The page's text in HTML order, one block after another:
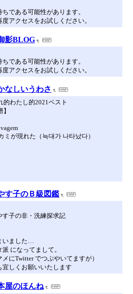
である可能性があります。
アクセスをお試しください。
影BLOG
である可能性があります。
アクセスをお試しください。
なしいうわさ
的わたし的2021ベスト
ミが現れた（늑대가 나타났다）
す子のＢ級図鑑
す子の非・洗練探求記
いました…
になってまして。
メにTwitter でつぶやいてますが）
しくお願いいたします
屋のほんね